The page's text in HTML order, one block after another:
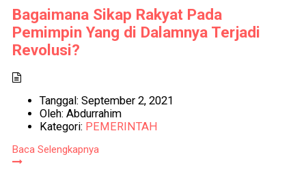
Bagaimana Sikap Rakyat Pada
Pemimpin Yang di Dalamnya Terjadi
Revolusi?
Tanggal: September 2, 2021
Oleh: Abdurrahim
Kategori: PEMERINTAH
Baca Selengkapnya